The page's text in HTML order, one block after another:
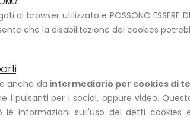
al browser utilizzato e POSSONO ESSERE
che la disabilitazione dei cookies
anche da intermediario per cookies di
i pulsanti per i social, oppure video.
le informazioni sull'uso dei detti